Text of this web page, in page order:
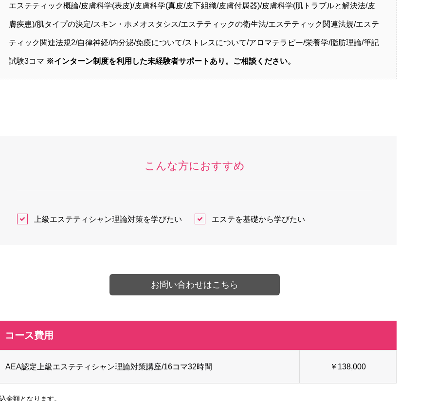
エステティック概論/皮膚科学(表皮)/皮膚科学(真皮/皮下組織/皮膚付属器)/皮膚科学(肌トラブルと解決法/皮
膚疾患)/肌タイプの決定/スキン・ホメオスタシス/エステティックの衛生法/エステティック関連法規/エステ
ティック関連法規2/自律神経/内分泌/免疫について/ストレスについて/アロマテラピー/栄養学/脂肪理論/筆記
試験3コマ ※インターン制度を利用した未経験者サポートあり。ご相談ください。
こんな方におすすめ
上級エステティシャン理論対策を学びたい エステを基礎から学びたい
お問い合わせはこちら
コース費用
AEA認定上級エステティシャン理論対策講座/16コマ32時間 ￥138,000
金額となります。